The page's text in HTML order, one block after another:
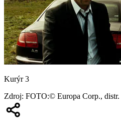
Kurýr 3
Zdroj: FOTO:© Europa Corp.,